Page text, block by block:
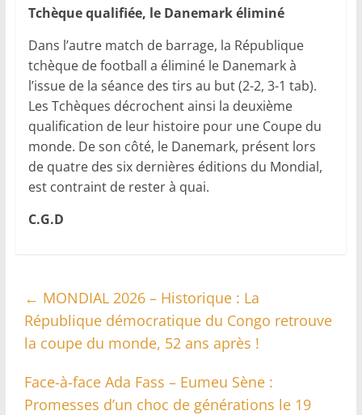
Tchèque qualifiée, le Danemark éliminé
Dans l’autre match de barrage, la République
tchèque de football a éliminé le Danemark à
l’issue de la séance des tirs au but (2-2, 3-1 tab).
Les Tchèques décrochent ainsi la deuxième
qualification de leur histoire pour une Coupe du
monde. De son côté, le Danemark, présent lors
de quatre des six dernières éditions du Mondial,
est contraint de rester à quai.
C.G.D
← MONDIAL 2026 – Historique : La
République démocratique du Congo retrouve
la coupe du monde, 52 ans après !
Face-à-face Ada Fass – Eumeu Sène :
Promesses d’un choc de générations le 19